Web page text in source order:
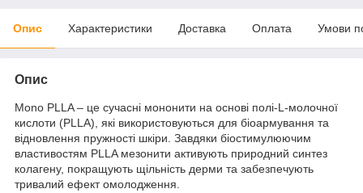
Опис Характеристики Доставка Оплата Умови
Опис
Mono PLLA – це сучасні мононити на основі полі-L-молочної
кислоти (PLLA), які використовуються для біоармування та
відновлення пружності шкіри. Завдяки біостимулюючим
властивостям PLLA мезонити активують природний синтез
колагену, покращують щільність дерми та забезпечують
тривалий ефект омолодження.